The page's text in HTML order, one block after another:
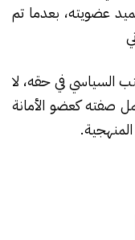
عضويته، بعدما تم
السياسي في حقه، لا
صفته كعضو الأمانة